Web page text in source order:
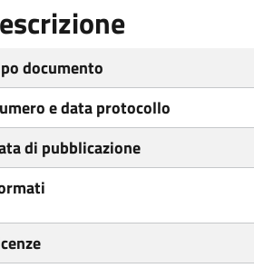
documento
e data protocollo
di pubblicazione